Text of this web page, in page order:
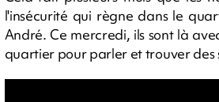
l'insécurité qui règne dans le
André. Ce mercredi, ils sont là
quartier pour parler et trouver des